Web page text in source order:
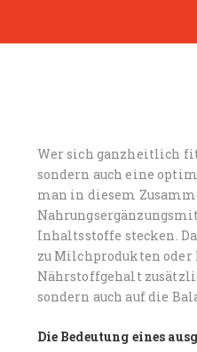
Wer sich ganzheitlich
sondern auch eine
man in diesem
Inhaltsstoffe stecken.
zu Milchprodukten oder
Nährstoffgehalt
sondern auch auf die
Die Bedeutung eines